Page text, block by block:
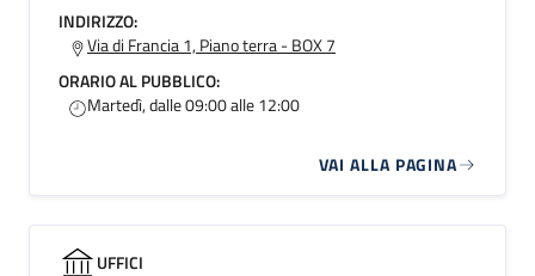
INDIRIZZO:
Via di Francia 1, Piano terra - BOX 7
ORARIO AL PUBBLICO:
Martedì, dalle 09:00 alle 12:00
VAI ALLA PAGINA
UFFICI